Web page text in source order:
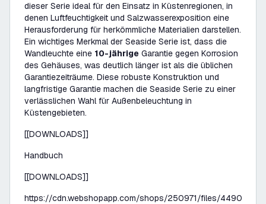
dieser Serie ideal für den Einsatz in Küstenregionen, in
denen Luftfeuchtigkeit und Salzwasserexposition eine
Herausforderung für herkömmliche Materialien darstellen.
Ein wichtiges Merkmal der Seaside Serie ist, dass die
Wandleuchte eine 10-jährige Garantie gegen Korrosion
des Gehäuses, was deutlich länger ist als die üblichen
Garantiezeiträume. Diese robuste Konstruktion und
langfristige Garantie machen die Seaside Serie zu einer
verlässlichen Wahl für Außenbeleuchtung in
Küstengebieten.
[[DOWNLOADS]]
Handbuch
[[DOWNLOADS]]
https://cdn.webshopapp.com/shops/250971/files/